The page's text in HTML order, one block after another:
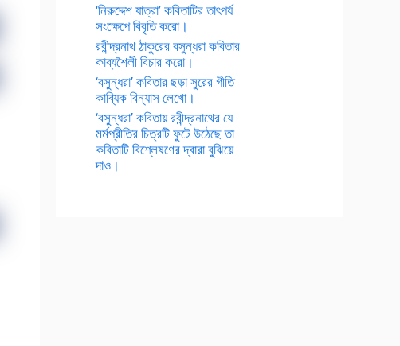
‘নিরুদ্দেশ যাত্রা’ কবিতাটির তাৎপর্য
সংক্ষেপে বিবৃতি করো।
রবীন্দ্রনাথ ঠাকুরের বসুন্ধরা কবিতার
কাব্যশৈলী বিচার করো।
‘বসুন্ধরা’ কবিতার ছড়া সুরের গীতি
কাব্যিক বিন্যাস লেখো।
‘বসুন্ধরা’ কবিতায় রবীন্দ্রনাথের যে
মর্মপ্রীতির চিত্রটি ফুটে উঠেছে তা
কবিতাটি বিশ্লেষণের দ্বারা বুঝিয়ে
দাও।